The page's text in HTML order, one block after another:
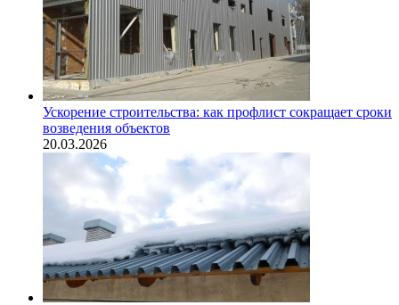
Ускорение строительства: как профлист сокращает сроки
возведения объектов
20.03.2026